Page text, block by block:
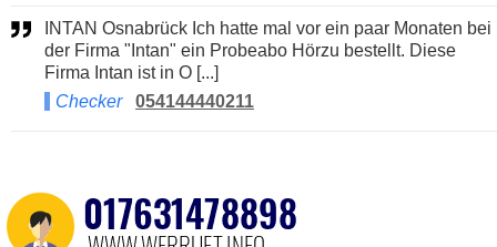
der Firma "Intan" ein Probeabo Hörzu bestellt. Diese
Firma Intan ist in O [...]
Checker
054144440211